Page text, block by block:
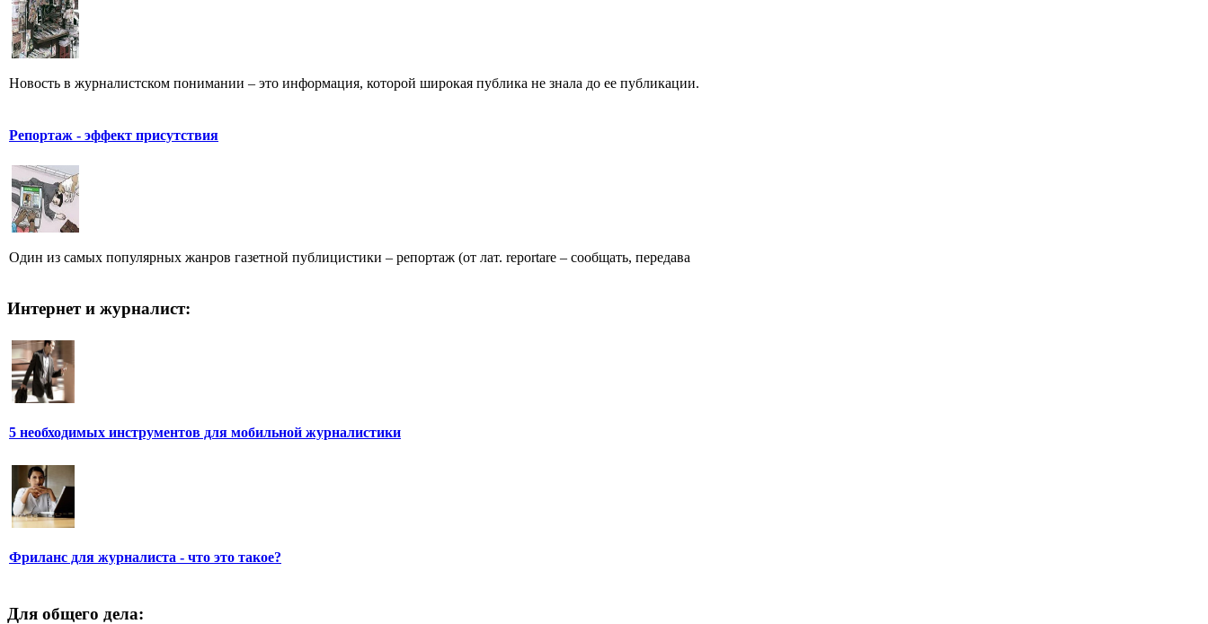
Новость в журналистском понимании – это информация, которой широкая публика не знала до ее публикации.
Репортаж - эффект присутствия
Один из самых популярных жанров газетной публицистики – репортаж (от лат. reportare – сообщать, передава
Интернет и журналист:
5 необходимых инструментов для мобильной журналистики
Фриланс для журналиста - что это такое?
Для общего дела: